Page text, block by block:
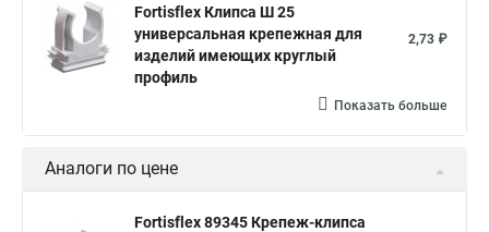
Fortisflex Клипса Ш 25
универсальная крепежная для
изделий имеющих круглый
профиль
2,73 ₽
Показать больше
Аналоги по цене
Fortisflex 89345 Крепеж-клипса